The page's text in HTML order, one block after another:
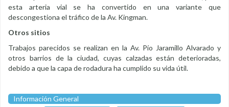
esta arteria vial se ha convertido en una variante que
descongestiona el tráfico de la Av. Kingman.
Otros sitios
Trabajos parecidos se realizan en la Av. Pío Jaramillo Alvarado y
otros barrios de la ciudad, cuyas calzadas están deterioradas,
debido a que la capa de rodadura ha cumplido su vida útil.
Información General